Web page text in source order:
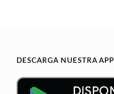
DESCARGA NUESTRA APP